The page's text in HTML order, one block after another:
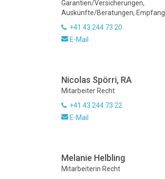
Garantien/Versicherungen,
Auskünfte/Beratungen, Empfang
+41 43 244 73 20
E-Mail
Nicolas Spörri, RA
Mitarbeiter Recht
+41 43 244 73 22
E-Mail
Melanie Helbling
Mitarbeiterin Recht